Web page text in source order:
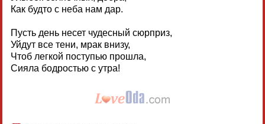
Как будто с неба нам дар.
Пусть день несет чудесный сюрприз,
Уйдут все тени, мрак внизу,
Чтоб легкой поступью прошла,
Сияла бодростью с утра!